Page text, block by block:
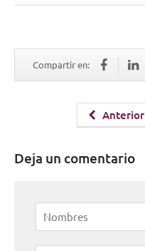
Compartir en:
Anterior
Deja un comentario